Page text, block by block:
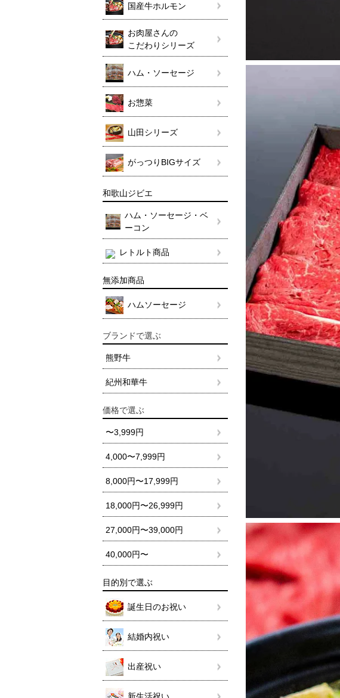
国産牛ホルモン
お肉屋さんの
こだわりシリーズ
ハム・ソーセージ
お惣菜
山田シリーズ
がっつりBIGサイズ
和歌山ジビエ
ハム・ソーセージ・ベ
ーコン
レトルト商品
無添加商品
ハムソーセージ
ブランドで選ぶ
熊野牛
紀州和華牛
価格で選ぶ
〜3,999円
4,000〜7,999円
8,000円〜17,999円
18,000円〜26,999円
27,000円〜39,000円
40,000円〜
目的別で選ぶ
誕生日のお祝い
結婚内祝い
出産祝い